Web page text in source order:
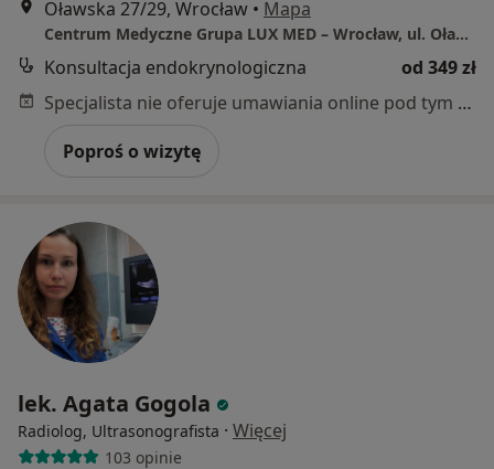
Oławska 27/29, Wrocław • Mapa
Centrum Medyczne Grupa LUX MED – Wrocław, ul. Oławska 27/29
Konsultacja endokrynologiczna
od 349 zł
Specjalista nie oferuje umawiania online pod tym adresem.
Poproś o wizytę
lek. Agata Gogola
Radiolog, Ultrasonografista · Więcej
103 opinie